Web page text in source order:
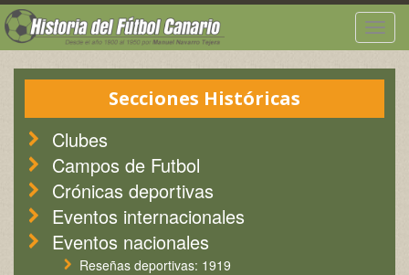
Secciones Históricas
Clubes
Campos de Futbol
Crónicas deportivas
Eventos internacionales
Eventos nacionales
Reseñas deportivas: 1919